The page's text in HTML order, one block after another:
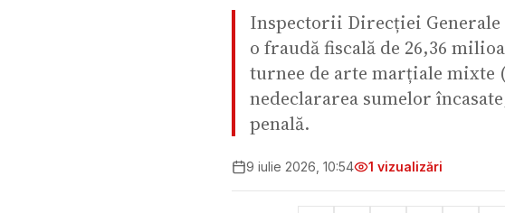
Inspectorii Direcției
o fraudă fiscală de 26,36
turnee de arte marțiale mixte
nedeclararea sumelor
penală.
9 iulie 2026, 10:54 1 vizualizări